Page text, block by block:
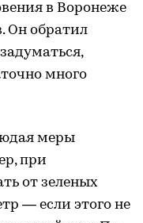
в Воронеже
Он обратил
много
меры
при
от зеленых
— если этого не